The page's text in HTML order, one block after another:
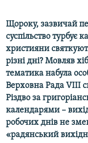
Щороку, зазвичай
суспільство турбує
християни
різні дні? Мовляв
тематика набула
Верховна Рада VIII
Різдво за
календарями –
робочих днів не
«радянський